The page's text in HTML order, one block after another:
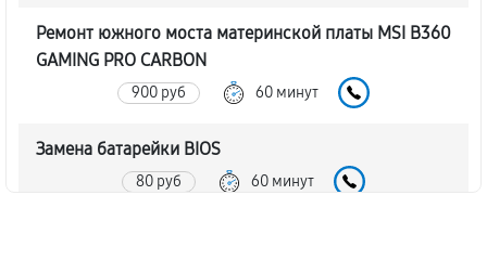
Ремонт южного моста материнской платы MSI B360
GAMING PRO CARBON
900 руб 60 минут
Замена батарейки BIOS
80 руб 60 минут